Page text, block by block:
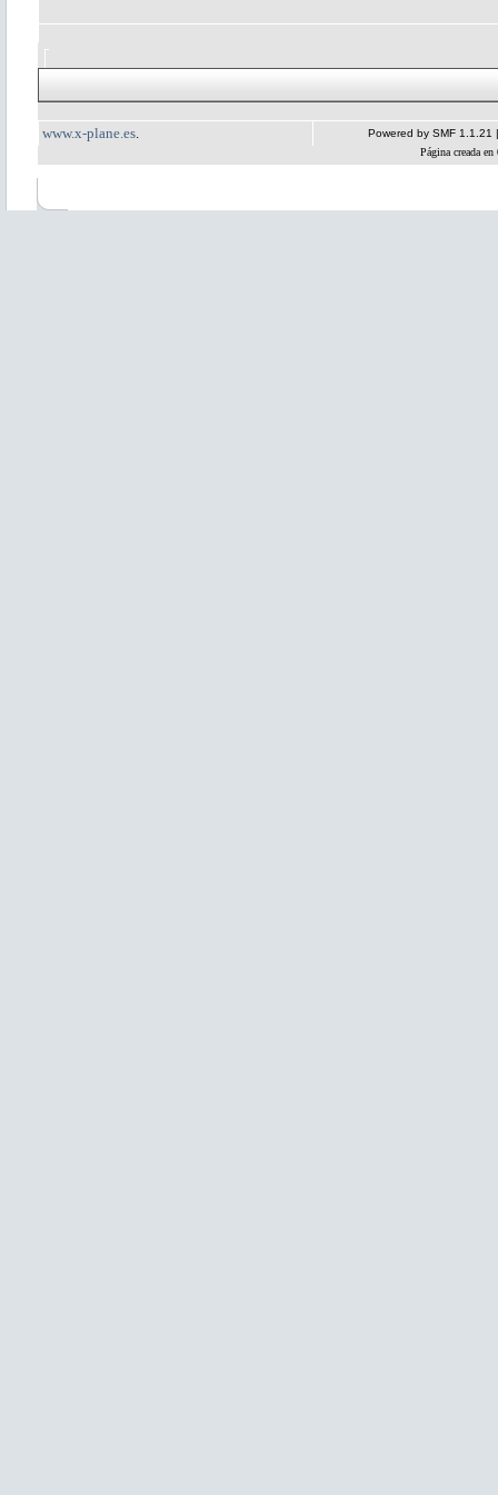
www.x-plane.es Powered by SMF 1.1.21
Página creada